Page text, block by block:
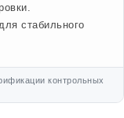
стабильного
контрольных